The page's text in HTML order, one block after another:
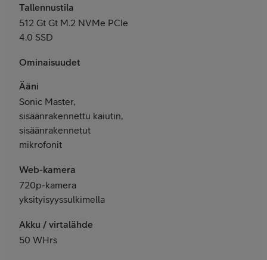
Tallennustila
512 Gt Gt M.2 NVMe PCIe
4.0 SSD
Ominaisuudet
Ääni
Sonic Master,
sisäänrakennettu kaiutin,
sisäänrakennetut
mikrofonit
Web-kamera
720p-kamera
yksityisyyssulkimella
Akku / virtalähde
50 WHrs